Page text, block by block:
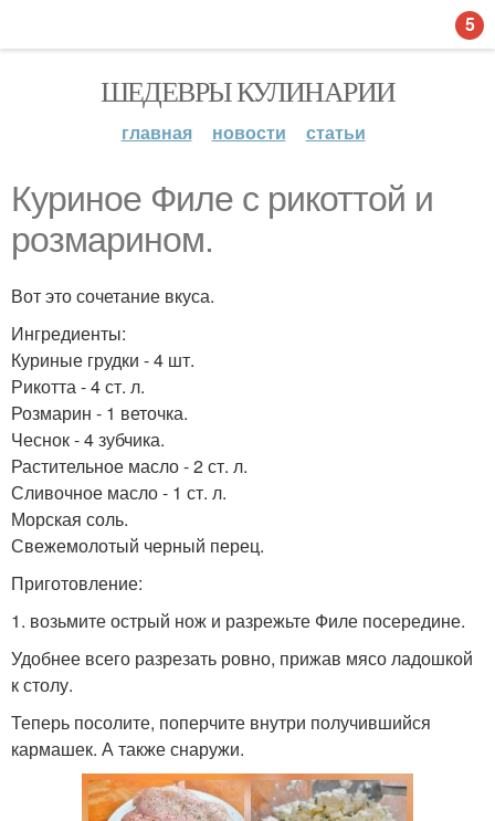
ШЕДЕВРЫ КУЛИНАРИИ
главная новости статьи
Куриное Филе с рикоттой и
розмарином.
Вот это сочетание вкуса.
Ингредиенты:
Куриные грудки - 4 шт.
Рикотта - 4 ст. л.
Розмарин - 1 веточка.
Чеснок - 4 зубчика.
Растительное масло - 2 ст. л.
Сливочное масло - 1 ст. л.
Морская соль.
Свежемолотый черный перец.
Приготовление:
1. возьмите острый нож и разрежьте Филе посередине.
Удобнее всего разрезать ровно, прижав мясо ладошкой
к столу.
Теперь посолите, поперчите внутри получившийся
кармашек. А также снаружи.
5